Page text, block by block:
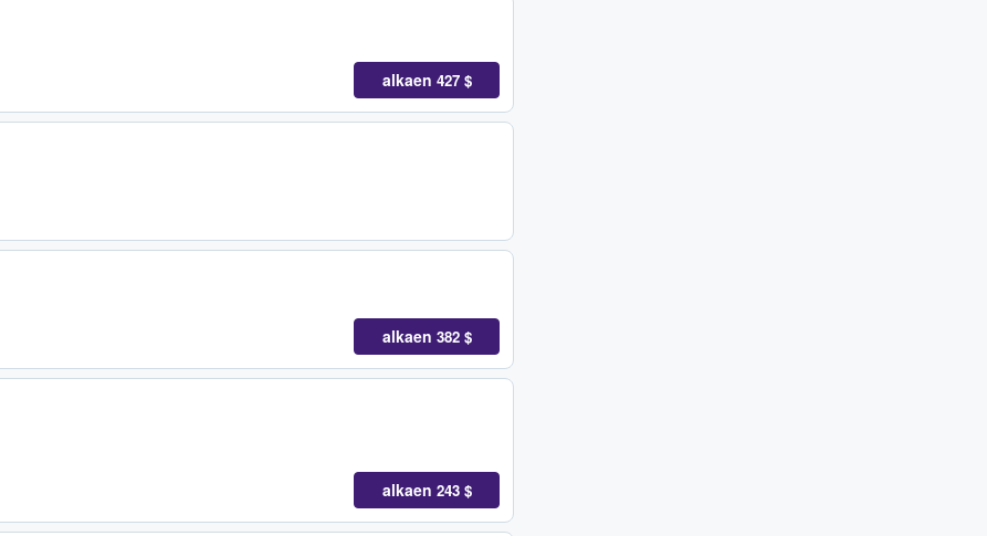
alkaen 427 $
alkaen 382 $
alkaen 243 $